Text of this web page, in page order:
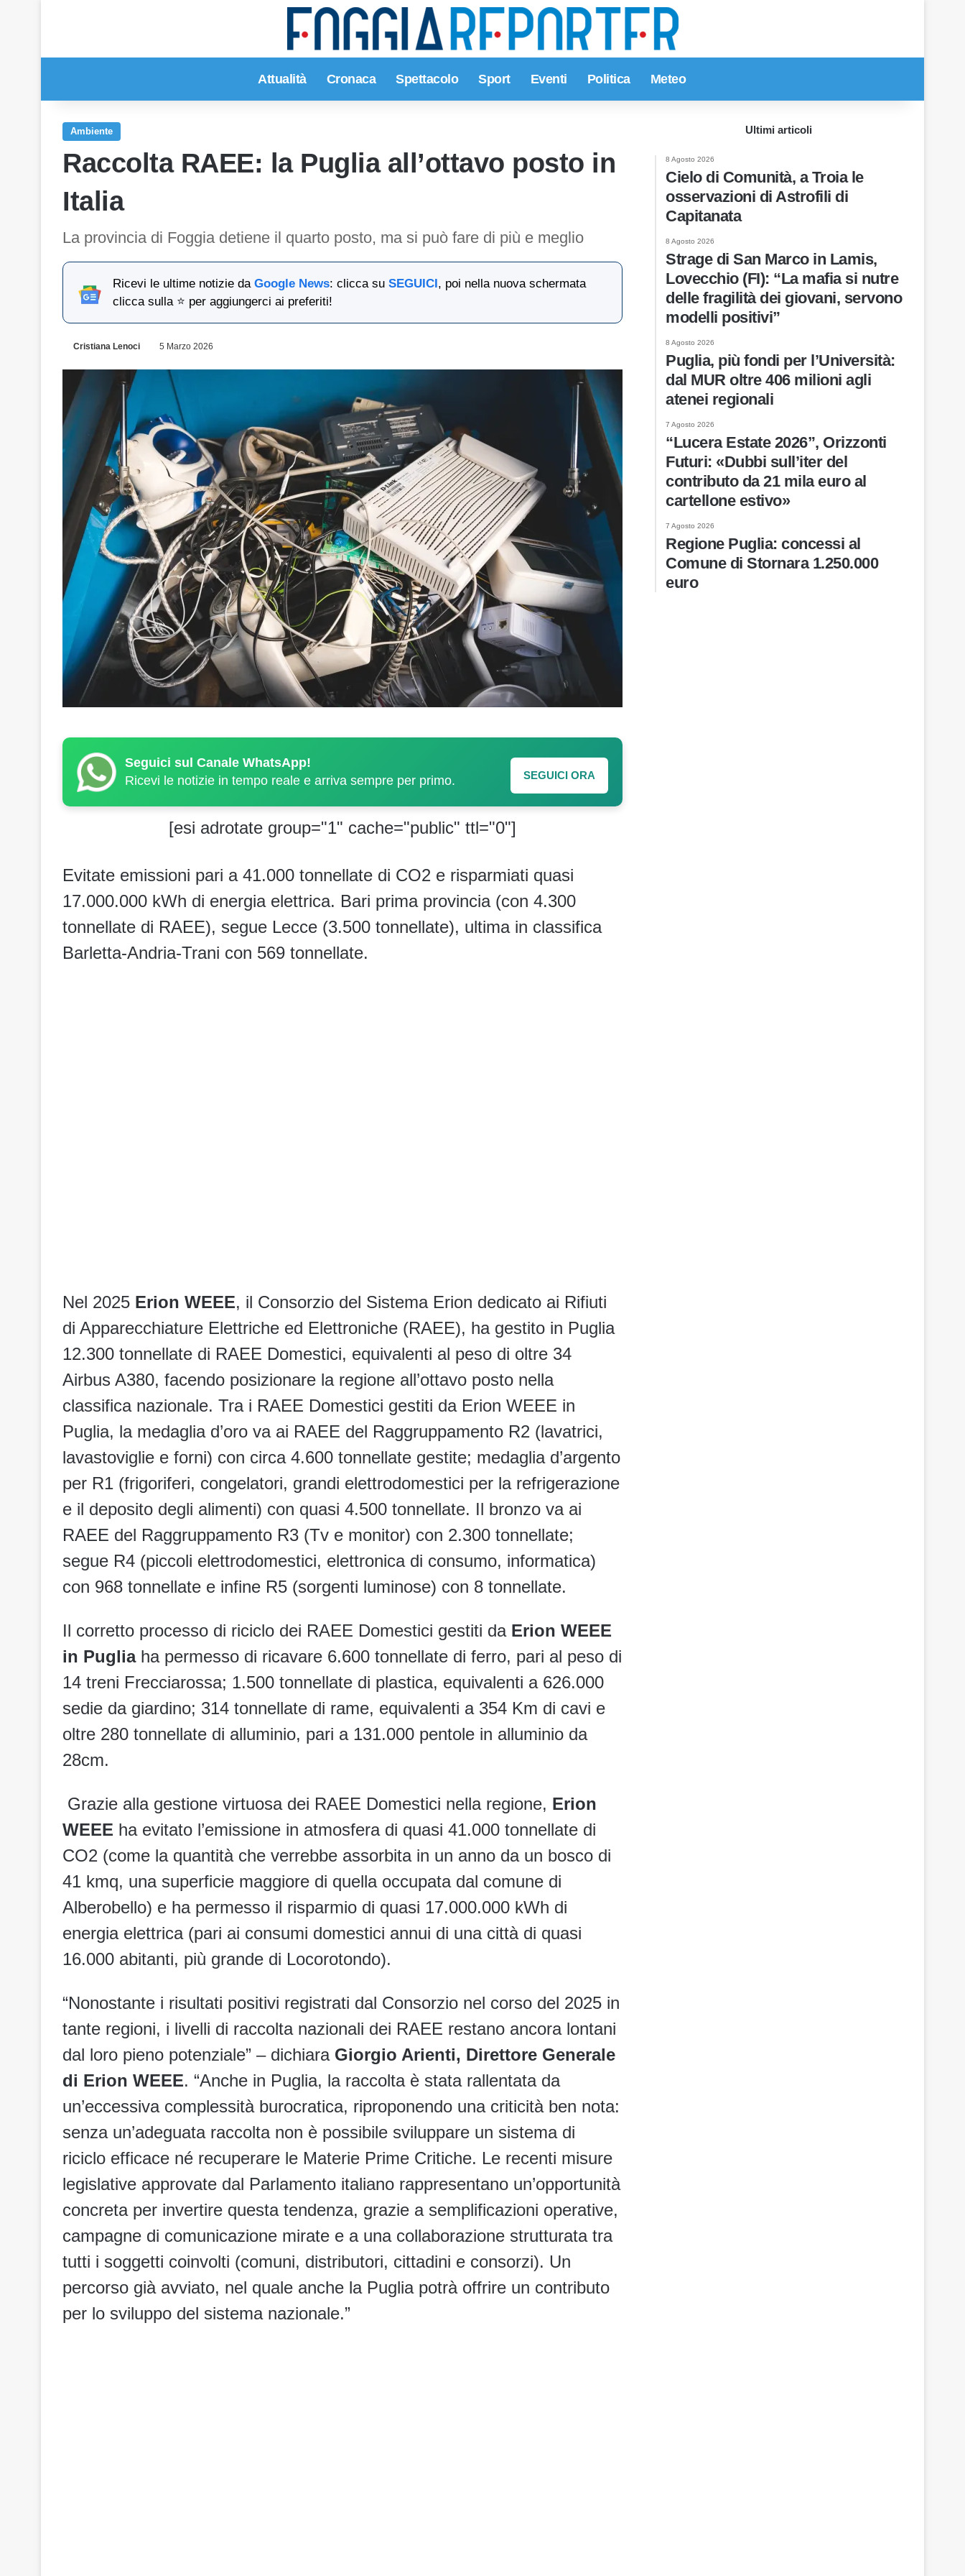
Attualità Cronaca Spettacolo Sport Eventi Politica Meteo
Ambiente
Raccolta RAEE: la Puglia all’ottavo posto in
Italia
La provincia di Foggia detiene il quarto posto, ma si può fare di più e meglio
Ricevi le ultime notizie daGoogle News: clicca suSEGUICI, poi nella nuova schermata
clicca sulla ⭐ per aggiungerci ai preferiti!
Cristiana Lenoci 5 Marzo 2026
Seguici sul Canale WhatsApp!
Ricevi le notizie in tempo reale e arriva sempre per primo.
SEGUICI ORA
[esi adrotate group="1" cache="public" ttl="0"]
Evitate emissioni pari a 41.000 tonnellate di CO2 e risparmiati quasi
17.000.000 kWh di energia elettrica. Bari prima provincia (con 4.300
tonnellate di RAEE), segue Lecce (3.500 tonnellate), ultima in classifica
Barletta-Andria-Trani con 569 tonnellate.
Nel 2025 Erion WEEE, il Consorzio del Sistema Erion dedicato ai Rifiuti
di Apparecchiature Elettriche ed Elettroniche (RAEE), ha gestito in Puglia
12.300 tonnellate di RAEE Domestici, equivalenti al peso di oltre 34
Airbus A380, facendo posizionare la regione all’ottavo posto nella
classifica nazionale. Tra i RAEE Domestici gestiti da Erion WEEE in
Puglia, la medaglia d’oro va ai RAEE del Raggruppamento R2 (lavatrici,
lavastoviglie e forni) con circa 4.600 tonnellate gestite; medaglia d’argento
per R1 (frigoriferi, congelatori, grandi elettrodomestici per la refrigerazione
e il deposito degli alimenti) con quasi 4.500 tonnellate. Il bronzo va ai
RAEE del Raggruppamento R3 (Tv e monitor) con 2.300 tonnellate;
segue R4 (piccoli elettrodomestici, elettronica di consumo, informatica)
con 968 tonnellate e infine R5 (sorgenti luminose) con 8 tonnellate.
Il corretto processo di riciclo dei RAEE Domestici gestiti da Erion WEEE
in Pugliaha permesso di ricavare 6.600 tonnellate di ferro, pari al peso di
14 treni Frecciarossa; 1.500 tonnellate di plastica, equivalenti a 626.000
sedie da giardino; 314 tonnellate di rame, equivalenti a 354 Km di cavi e
oltre 280 tonnellate di alluminio, pari a 131.000 pentole in alluminio da
28cm.
Grazie alla gestione virtuosa dei RAEE Domestici nella regione, Erion
WEEE ha evitato l’emissione in atmosfera di quasi 41.000 tonnellate di
CO2 (come la quantità che verrebbe assorbita in un anno da un bosco di
41 kmq, una superficie maggiore di quella occupata dal comune di
Alberobello) e ha permesso il risparmio di quasi 17.000.000 kWh di
energia elettrica (pari ai consumi domestici annui di una città di quasi
16.000 abitanti, più grande di Locorotondo).
“Nonostante i risultati positivi registrati dal Consorzio nel corso del 2025 in
tante regioni, i livelli di raccolta nazionali dei RAEE restano ancora lontani
dal loro pieno potenziale” – dichiara Giorgio Arienti, Direttore Generale
di Erion WEEE. “Anche in Puglia, la raccolta è stata rallentata da
un’eccessiva complessità burocratica, riproponendo una criticità ben nota:
senza un’adeguata raccolta non è possibile sviluppare un sistema di
riciclo efficace né recuperare le Materie Prime Critiche. Le recenti misure
legislative approvate dal Parlamento italiano rappresentano un’opportunità
concreta per invertire questa tendenza, grazie a semplificazioni operative,
campagne di comunicazione mirate e a una collaborazione strutturata tra
tutti i soggetti coinvolti (comuni, distributori, cittadini e consorzi). Un
percorso già avviato, nel quale anche la Puglia potrà offrire un contributo
per lo sviluppo del sistema nazionale.”
Ultimi articoli
8 Agosto 2026
Cielo di Comunità, a Troia le
osservazioni di Astrofili di
Capitanata
8 Agosto 2026
Strage di San Marco in Lamis,
Lovecchio (FI): “La mafia si nutre
delle fragilità dei giovani, servono
modelli positivi”
8 Agosto 2026
Puglia, più fondi per l’Università:
dal MUR oltre 406 milioni agli
atenei regionali
7 Agosto 2026
“Lucera Estate 2026”, Orizzonti
Futuri: «Dubbi sull’iter del
contributo da 21 mila euro al
cartellone estivo»
7 Agosto 2026
Regione Puglia: concessi al
Comune di Stornara 1.250.000
euro